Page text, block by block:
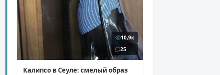
10,9к
25
Калипсо в Сеуле: смелый образ